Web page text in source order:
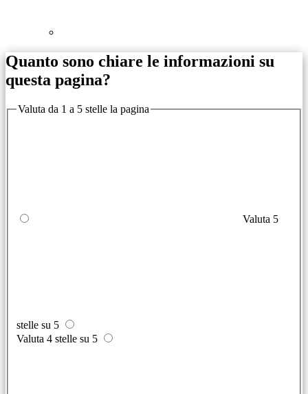
Quanto sono chiare le informazioni su
questa pagina?
Valuta da 1 a 5 stelle la pagina
Valuta 5
stelle su 5
Valuta 4 stelle su 5